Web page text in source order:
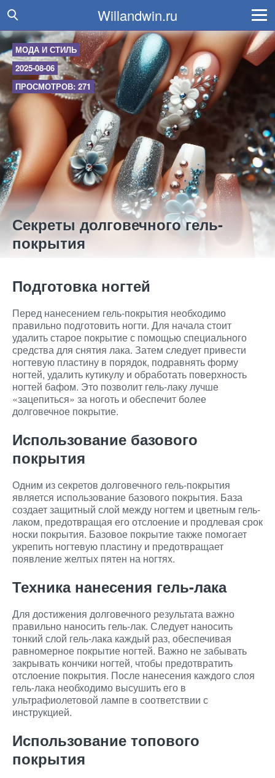
Willandwin.ru
МОДА И СТИЛЬ
2025-08-06
ПРОСМОТРОВ: 271
Секреты долговечного гель-
покрытия
Подготовка ногтей
Перед нанесением гель-покрытия необходимо
правильно подготовить ногти. Для начала стоит
удалить старое покрытие с помощью специального
средства для снятия лака. Затем следует привести
ногтевую пластину в порядок, подравнять форму
ногтей, удалить кутикулу и обработать поверхность
ногтей бафом. Это позволит гель-лаку лучше
«зацепиться» за ноготь и обеспечит более
долговечное покрытие.
Использование базового
покрытия
Одним из секретов долговечного гель-покрытия
является использование базового покрытия. База
создает защитный слой между ногтем и цветным гель-
лаком, предотвращая его отслоение и продлевая срок
носки покрытия. Базовое покрытие также помогает
укрепить ногтевую пластину и предотвращает
появление желтых пятен на ногтях.
Техника нанесения гель-лака
Для достижения долговечного результата важно
правильно наносить гель-лак. Следует наносить
тонкий слой гель-лака каждый раз, обеспечивая
равномерное покрытие ногтей. Важно не забывать
закрывать кончики ногтей, чтобы предотвратить
отслоение покрытия. После нанесения каждого слоя
гель-лака необходимо высушить его в
ультрафиолетовой лампе в соответствии с
инструкцией.
Использование топового
покрытия